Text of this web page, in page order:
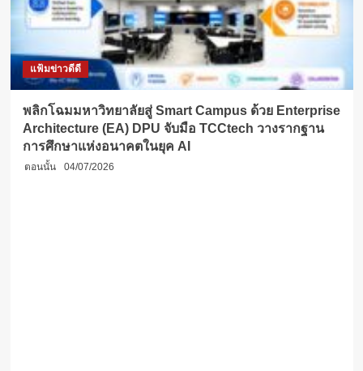
แฟ้มข่าวดีดี
พลิกโฉมมหาวิทยาลัยสู่ Smart Campus ด้วย Enterprise
Architecture (EA) DPU จับมือ TCCtech วางรากฐาน
การศึกษาแห่งอนาคตในยุค AI
ตอนนั้น 04/07/2026